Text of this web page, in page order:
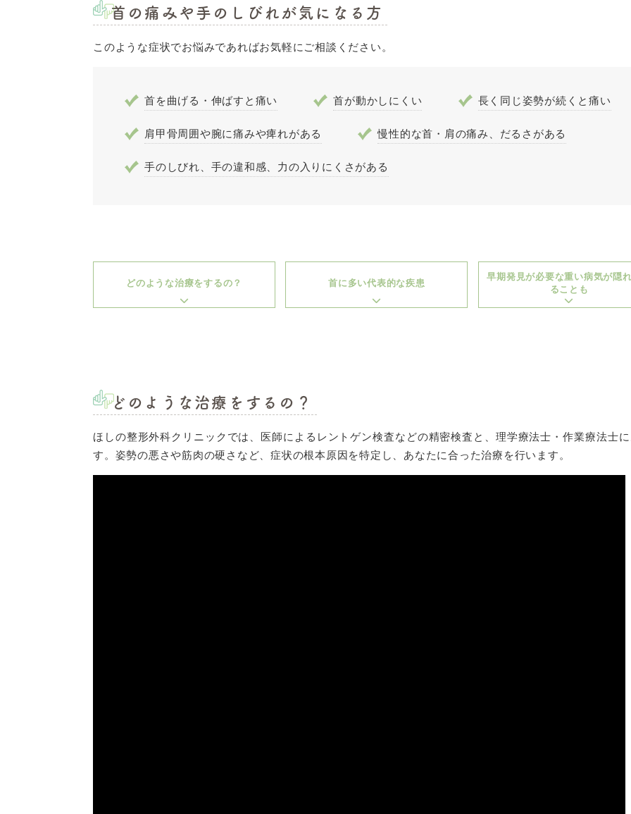
首の痛みや手のしびれが気になる方
このような症状でお悩みであればお気軽にご相談ください。
首を曲げる・伸ばすと痛い 首が動かしにくい 長く同じ姿勢が続くと痛い
肩甲骨周囲や腕に痛みや痺れがある 慢性的な首・肩の痛み、だるさがある
手のしびれ、手の違和感、力の入りにくさがある
どのような治療をするの？ 首に多い代表的な疾患
早期発見が必要な重い病気が隠
ることも
どのような治療をするの？
ほしの整形外科クリニックでは、医師によるレントゲン検査などの精密検査と、理学療法士・作業療法士
す。姿勢の悪さや筋肉の硬さなど、症状の根本原因を特定し、あなたに合った治療を行います。